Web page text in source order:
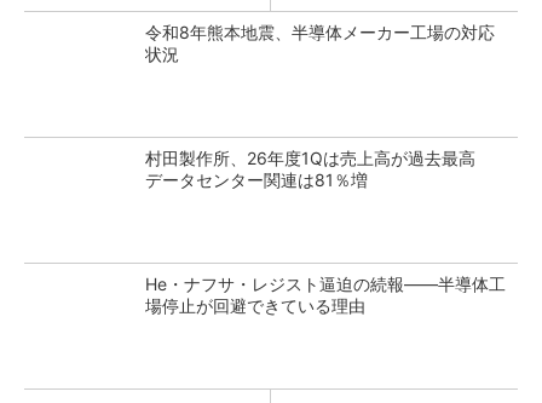
令和8年熊本地震、半導体メーカー工場の対応
状況
村田製作所、26年度1Qは売上高が過去最高
データセンター関連は81％増
He・ナフサ・レジスト逼迫の続報――半導体工
場停止が回避できている理由